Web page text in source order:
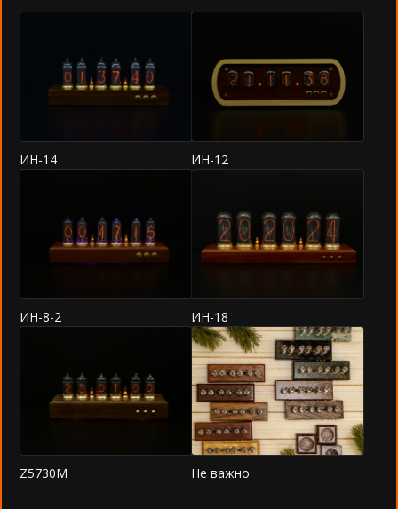
ИН-14 ИН-12
ИН-8-2 ИН-18
Z5730M Не важно
+7 (926) 211-46-66 — Андрей
Каталог
Корпоративы